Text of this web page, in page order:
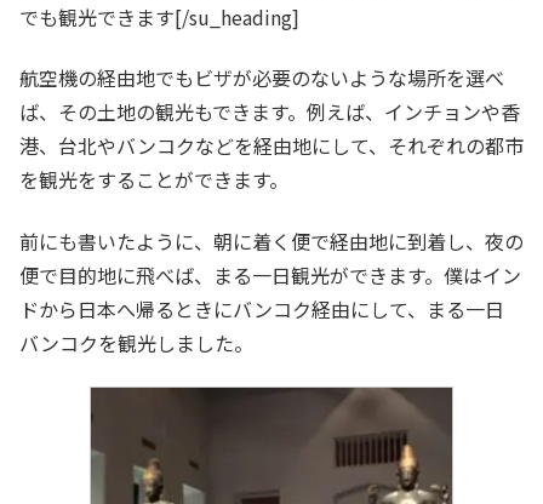
でも観光できます[/su_heading]
航空機の経由地でもビザが必要のないような場所を選べ
ば、その土地の観光もできます。例えば、インチョンや香
港、台北やバンコクなどを経由地にして、それぞれの都市
を観光をすることができます。
前にも書いたように、朝に着く便で経由地に到着し、夜の
便で目的地に飛べば、まる一日観光ができます。僕はイン
ドから日本へ帰るときにバンコク経由にして、まる一日
バンコクを観光しました。